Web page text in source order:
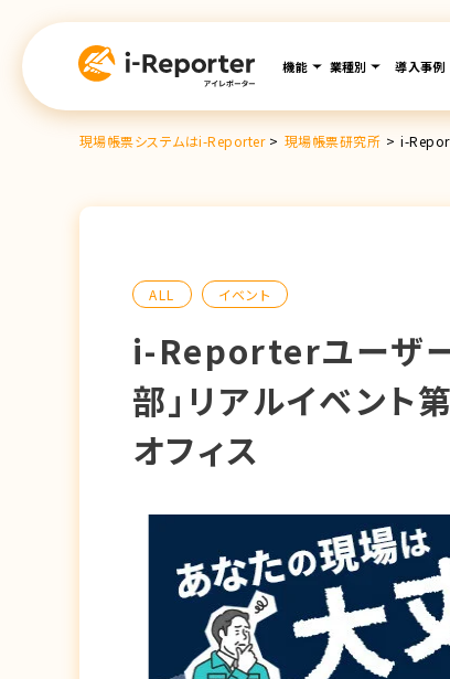
機能 業種別 導入事例
現場帳票システムはi-Reporter> 現場帳票研究所 >i-
ALL イベント
i-Reporterユーザー
部」リアルイベント
オフィス